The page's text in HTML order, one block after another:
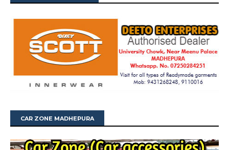
CAR ZONE MADHEPURA